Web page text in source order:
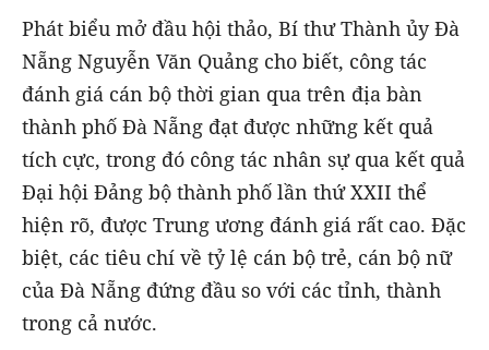
Phát biểu mở đầu hội thảo, Bí thư Thành ủy Đà
Nẵng Nguyễn Văn Quảng cho biết, công tác
đánh giá cán bộ thời gian qua trên địa bàn
thành phố Đà Nẵng đạt được những kết quả
tích cực, trong đó công tác nhân sự qua kết quả
Đại hội Đảng bộ thành phố lần thứ XXII thể
hiện rõ, được Trung ương đánh giá rất cao. Đặc
biệt, các tiêu chí về tỷ lệ cán bộ trẻ, cán bộ nữ
của Đà Nẵng đứng đầu so với các tỉnh, thành
trong cả nước.